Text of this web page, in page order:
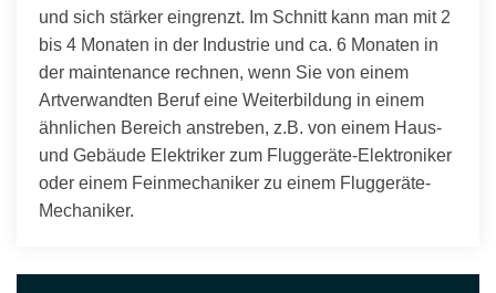
und sich stärker eingrenzt. Im Schnitt kann man mit 2
bis 4 Monaten in der Industrie und ca. 6 Monaten in
der maintenance rechnen, wenn Sie von einem
Artverwandten Beruf eine Weiterbildung in einem
ähnlichen Bereich anstreben, z.B. von einem Haus-
und Gebäude Elektriker zum Fluggeräte-Elektroniker
oder einem Feinmechaniker zu einem Fluggeräte-
Mechaniker.